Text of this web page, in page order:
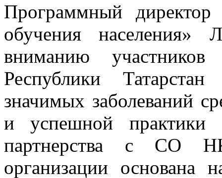
Программный
обучения населения»
вниманию
Республики
значимых заболеваний
и успешной практики
партнерства с СО
организации основана